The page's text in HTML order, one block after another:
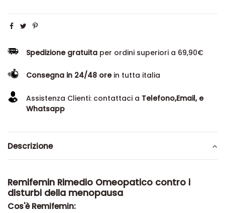
Spedizione gratuita per ordini superiori a 69,90€
Consegna in 24/48 orein tutta italia
Assistenza Clienti: contattaci a Telefono,Email, e
Whatsapp
Descrizione
Remifemin Rimedio Omeopatico contro i
disturbi della menopausa
Cos'è Remifemin: